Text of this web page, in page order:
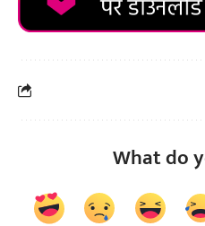
What do